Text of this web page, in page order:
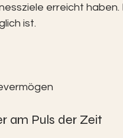
erreicht haben.
ist.
am Puls der Zeit